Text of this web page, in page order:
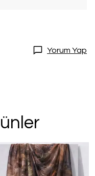
Yorum Yap